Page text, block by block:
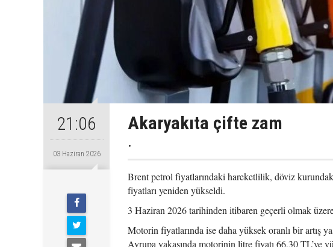
21:06
03 Haziran 2026
Akaryakıta çifte zam
.
Brent petrol fiyatlarındaki hareketlilik, döviz
fiyatları yeniden yükseldi.
3 Haziran 2026 tarihinden itibaren geçerli olmak
Motorin fiyatlarında ise daha yüksek oranlı bir artış
Avrupa yakasında motorinin litre fiyatı 66,30 TL’ye